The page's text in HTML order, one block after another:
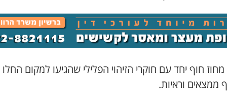
מחוז חוף יחד עם חוקרי הזיהוי הפלילי שהגיעו למקום החלו
ממצאים וראיות.